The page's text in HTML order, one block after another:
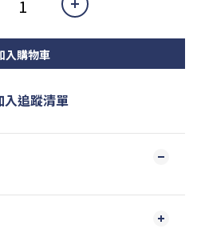
入購物車
入追蹤清單